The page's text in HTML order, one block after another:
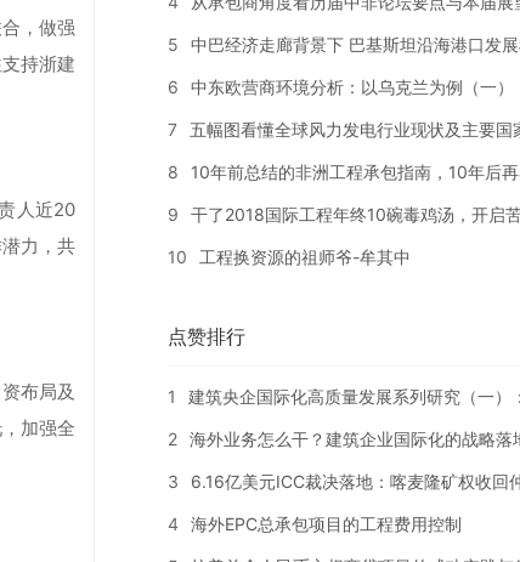
，做强
持浙建
人近20
力，共
布局及
加强全
5 中巴经济走廊背景下 巴基斯坦沿海港口发
6 中东欧营商环境分析：以乌克兰为例（一）
7 五幅图看懂全球风力发电行业现状及主要国
8 10年前总结的非洲工程承包指南，10年后
9 干了2018国际工程年终10碗毒鸡汤，开启
10 工程换资源的祖师爷-牟其中
点赞排行
1 建筑央企国际化高质量发展系列研究（一）
2 海外业务怎么干？建筑企业国际化的战略落
3 6.16亿美元ICC裁决落地：喀麦隆矿权收回
4 海外EPC总承包项目的工程费用控制